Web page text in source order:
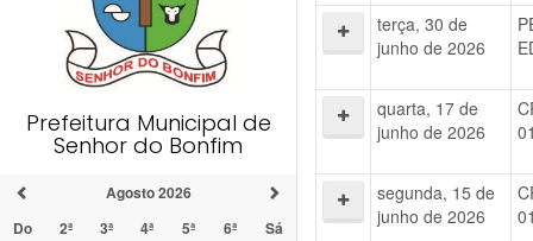
Prefeitura Municipal de
Senhor do Bonfim
Agosto 2026
Do
2ª 3ª 4ª 5ª 6ª Sá
terça, 30 de
junho de 2026
quarta, 17 de
junho de 2026
segunda, 15 de
junho de 2026